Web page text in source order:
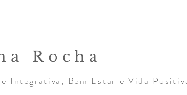
Rocha
Integrativa, Bem Estar e Vida